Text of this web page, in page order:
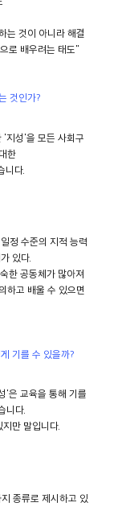
는 것이 아니라 해결
로 배우려는 태도"
것인가?
'지성'을 모든 사회구
한
니다.
정 수준의 지적 능력
있다.
한 공동체가 많아져
하고 배울 수 있으면
기를 수 있을까?
'은 교육을 통해 기를
니다.
만 말입니다.
종류로 제시하고 있